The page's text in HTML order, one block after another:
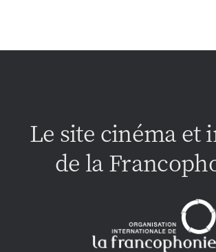
Le site cinéma et
de la